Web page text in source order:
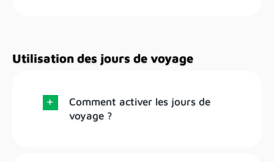
Utilisation des jours de voyage
Comment activer les jours de
voyage ?